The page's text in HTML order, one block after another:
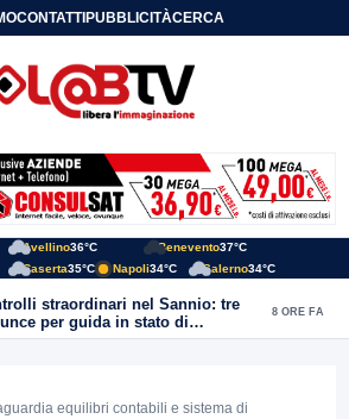
CONTATTIPUBBLICITÀCERCA
Avellino36°C Benevento37°C
Caserta35°C Napoli34°C Salerno34°C
straordinari nel Sannio: tre
per guida in stato di
un arresto e 1.500 kg di
8 ORE FA
equilibri contabili e sistema di